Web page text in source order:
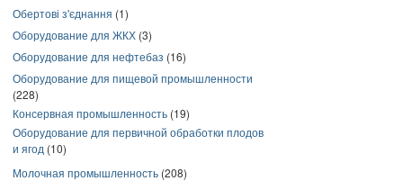
Обертові з'єднання (1)
Оборудование для ЖКХ (3)
Оборудование для нефтебаз (16)
Оборудование для пищевой промышленности
(228)
Консервная промышленность (19)
Оборудование для первичной обработки плодов
и ягод (10)
Молочная промышленность (208)